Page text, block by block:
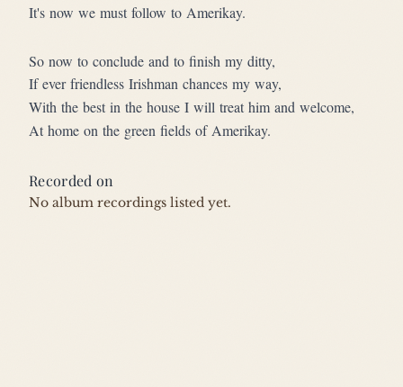
It's now we must follow to Amerikay.
So now to conclude and to finish my ditty,
If ever friendless Irishman chances my way,
With the best in the house I will treat him and welcome,
At home on the green fields of Amerikay.
Recorded on
No album recordings listed yet.